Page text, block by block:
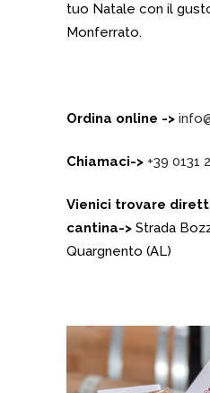
tuo Natale con il
Monferrato.
Ordina online ->
Chiamaci-> +39 0131
Vienici trovare
cantina-> Strada
Quargnento (AL)